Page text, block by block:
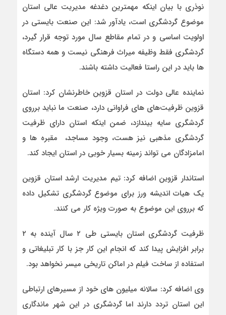
نوذری با بیان اینکه مهمترین دغدغه مدیریت عالی استان
موضوع گردشگری است، یادآور شد: این صنعت بایستی در
اولویت اساسی و در تمام مقاطع سال مورد توجه قرار گیرد،
گردشگری فقط وظیفه میراث فرهنگی نیست و همه دستگاه
ها باید در این راستا فعالیت داشته باشند.
نماینده عالی دولت در استان قزوین خاطرنشان کرد: استان
قزوین ظرفیت‌های های فراوانی دارد، صنعت ما نباید برروی
گردشگری سایه بیندازد، ضمن اینکه استان دارای ظرفیت
گردشگری مذهبی نیز هست، وجود مساجد، مقبره ها و
امامزادگان می تواند زمینه بسیار خوبی در استان ایجاد کند.
استاندار قزوین اضافه کرد: تیم مدیریت ارشد استان قزوین
یک هیات اندیشه ورز برای موضوع گردشگری تشکیل داده
که برروی این موضوع به صورت ویژه کار می کنند.
ظرفیت گردشگری استان بایستی طی ۲ سال آینده به ۲
برابر افزایش پیدا کند که انجام این کار جز با کار تبلیغاتی و
استفاده از ساخت فیلم در اماکن تاریخی میسر نخواهد بود.
وی اضافه کرد: سالانه میلیون های خود از مسیرهای ارتباطی
این استان تردد دارند اما گردشگری در این شهر ماندگاری